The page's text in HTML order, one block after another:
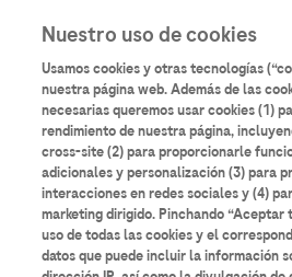
contenido
principal
User
account
menu
Iniciar sesión
Aulario
Todos los contenidos
Nuestro uso de cookies
Usamos cookies y otras tecnologías
nuestra página web. Además de las
necesarias queremos usar cookies (1)
rendimiento de nuestra página,
cross-site (2) para proporcionarle
adicionales y personalización (3) para
interacciones en redes sociales y (4)
marketing dirigido. Pinchando “Aceptar
uso de todas las cookies y el
datos que puede incluir la información